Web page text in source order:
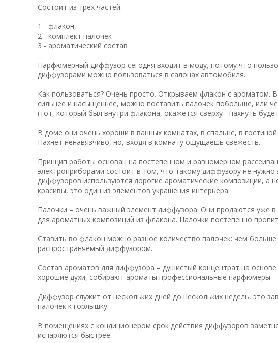
Состоит из трех частей:
1 - флакон,
2 - комплект палочек
3 - ароматический состав
Парфюмерный диффузор сегодня входит в моду, потому что
диффузорами можно пользоваться в салонах автомобиля.
Как пользоваться? Очень просто. Открываем флакон с ароматом.
сильнее и насыщеннее, можно поставить палочек побольше, или
(тот, который был внутри флакона, окажется сверху - пахнуть
В доме они очень хороши в ванных комнатах, в спальне, в
Пахнет ненавязчиво, но, входя в комнату ощущаешь свежесть.
Принцип работы основан на постепенном и равномерном
электроприборами состоит в том, что такому диффузору не
диффузоров используются дорогие ароматические композиции, а
красивы, это один из элементов украшения интерьера.
Палочки – очень важный элемент диффузора. Они продаются уже
для ароматных композиций из флакона. Палочки постепенно
Ставить во флакон можно разное количество палочек: чем
распространяемый диффузором.
Состав ароматов для диффузора – душистый концентрат на
хорошие духи, собирают ароматы профессиональные парфюмеры.
Диффузор служит от нескольких дней до нескольких недель, это
палочек к горлышку.
В помещениях с кондиционером срок действия диффузоров
испаряются быстрее.